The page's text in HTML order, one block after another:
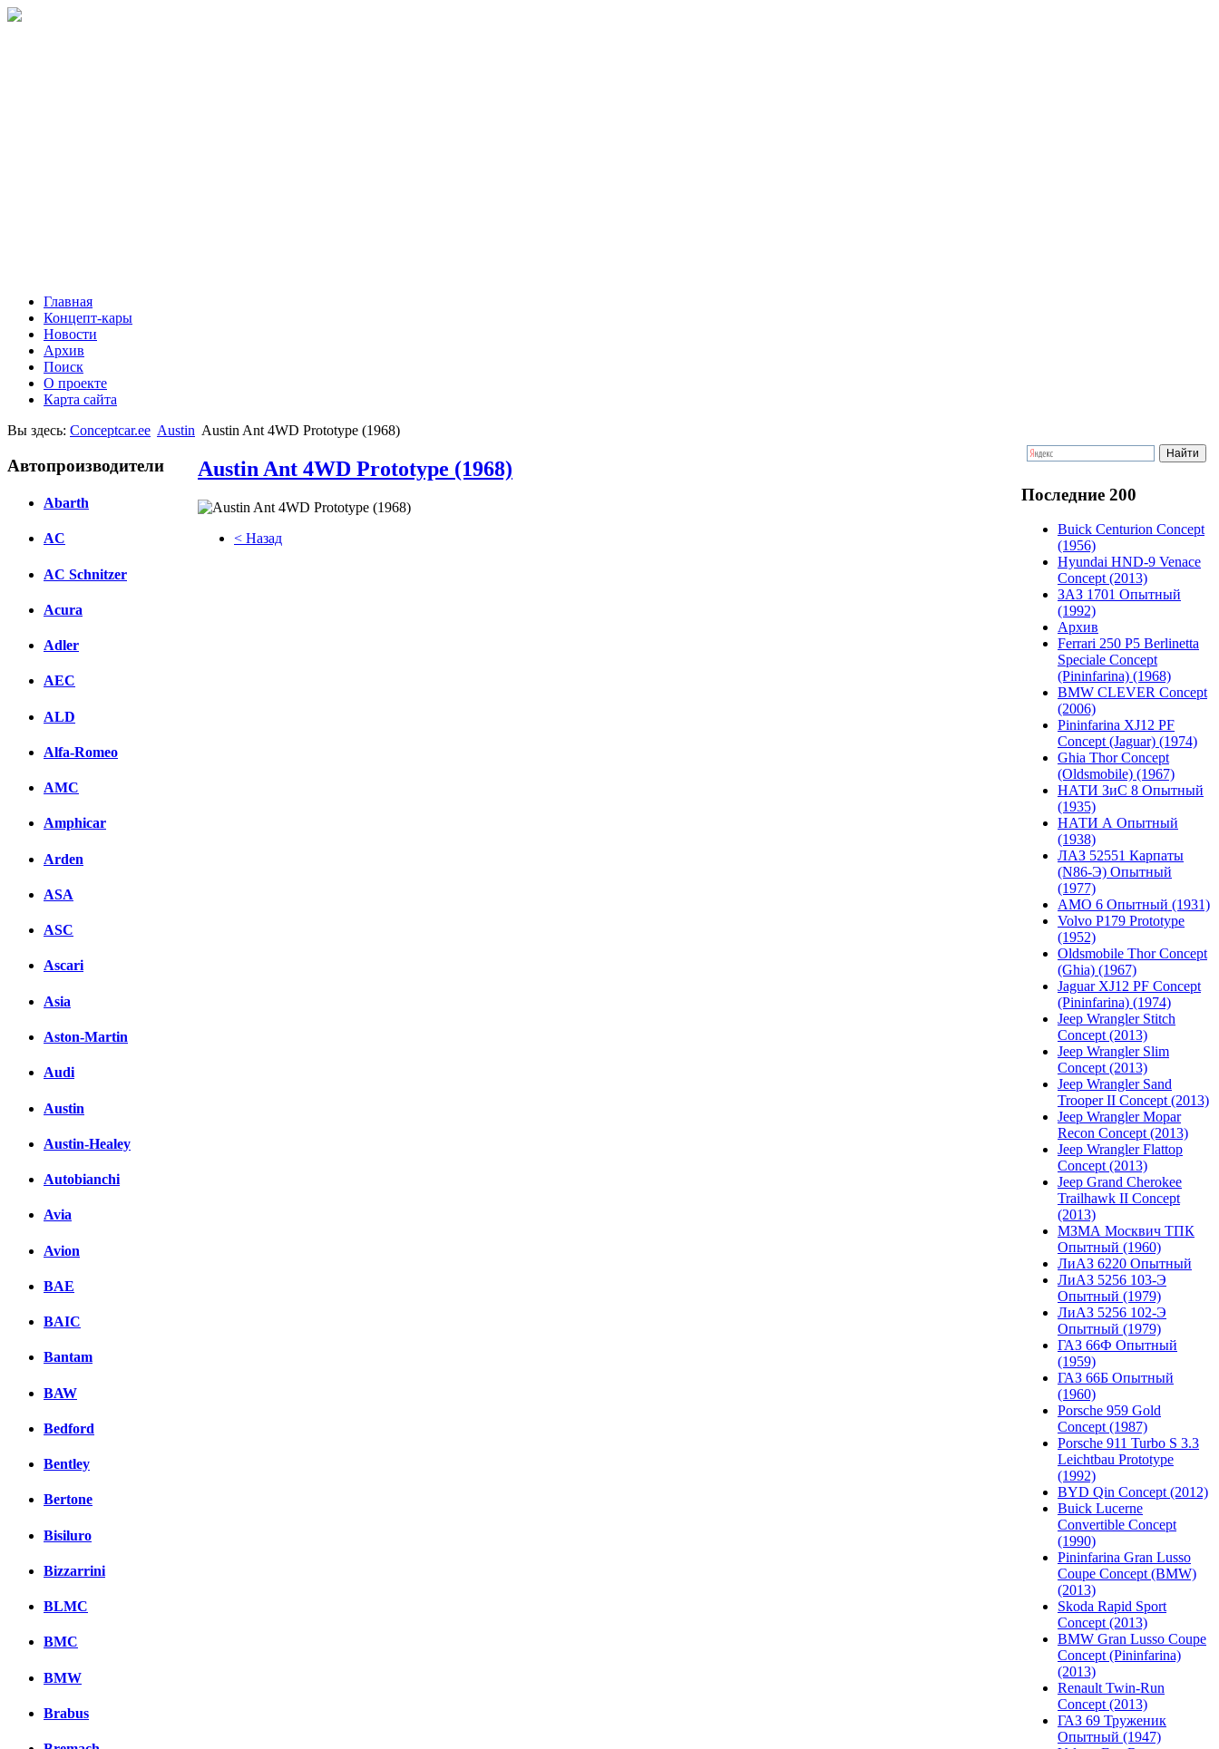
Главная
Концепт-кары
Новости
Архив
Поиск
О проекте
Карта сайта
Вы здесь: Conceptcar.ee Austin Austin Ant 4WD Prototype (1968)
Автопроизводители
Abarth
AC
AC Schnitzer
Acura
Adler
AEC
ALD
Alfa-Romeo
AMC
Amphicar
Arden
ASA
ASC
Ascari
Asia
Aston-Martin
Audi
Austin
Austin-Healey
Autobianchi
Avia
Avion
BAE
BAIC
Bantam
BAW
Bedford
Bentley
Bertone
Bisiluro
Bizzarrini
BLMC
BMC
BMW
Brabus
Austin Ant 4WD Prototype (1968)
< Назад
Последние 200
Buick Centurion Concept
(1956)
Hyundai HND-9 Venace
Concept (2013)
ЗАЗ 1701 Опытный
(1992)
Архив
Ferrari 250 P5 Berlinetta
Speciale Concept
(Pininfarina) (1968)
BMW CLEVER Concept
(2006)
Pininfarina XJ12 PF
Concept (Jaguar) (1974)
Ghia Thor Concept
(Oldsmobile) (1967)
НАТИ ЗиС 8 Опытный
(1935)
НАТИ А Опытный
(1938)
ЛАЗ 52551 Карпаты
(N86-Э) Опытный
(1977)
АМО 6 Опытный (1931)
Volvo P179 Prototype
(1952)
Oldsmobile Thor Concept
(Ghia) (1967)
Jaguar XJ12 PF Concept
(Pininfarina) (1974)
Jeep Wrangler Stitch
Concept (2013)
Jeep Wrangler Slim
Concept (2013)
Jeep Wrangler Sand
Trooper II Concept (2013)
Jeep Wrangler Mopar
Recon Concept (2013)
Jeep Wrangler Flattop
Concept (2013)
Jeep Grand Cherokee
Trailhawk II Concept
(2013)
МЗМА Москвич ТПК
Опытный (1960)
ЛиАЗ 6220 Опытный
ЛиАЗ 5256 103-Э
Опытный (1979)
ЛиАЗ 5256 102-Э
Опытный (1979)
ГАЗ 66Ф Опытный
(1959)
ГАЗ 66Б Опытный
(1960)
Porsche 959 Gold
Concept (1987)
Porsche 911 Turbo S 3.3
Leichtbau Prototype
(1992)
BYD Qin Concept (2012)
Buick Lucerne
Convertible Concept
(1990)
Pininfarina Gran Lusso
Coupe Concept (BMW)
(2013)
Skoda Rapid Sport
Concept (2013)
BMW Gran Lusso Coupe
Concept (Pininfarina)
(2013)
Renault Twin-Run
Concept (2013)
ГАЗ 69 Труженик
Опытный (1947)